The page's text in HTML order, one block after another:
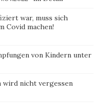
war, muss sich
Covid machen!
von Kindern unter
nicht vergessen